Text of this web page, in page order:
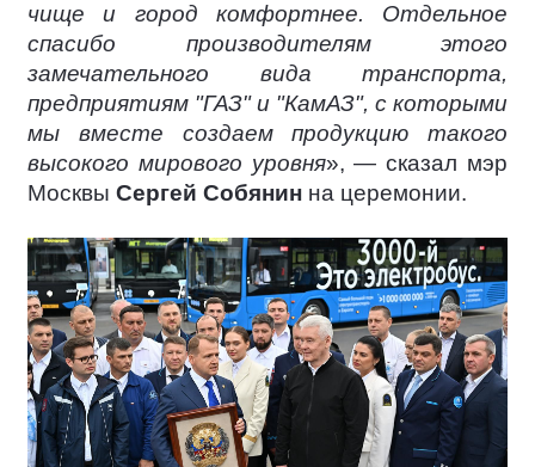
чище и город комфортнее. Отдельное
спасибо производителям этого
замечательного вида транспорта,
предприятиям "ГАЗ" и "КамАЗ", с которыми
мы вместе создаем продукцию такого
высокого мирового уровня», — сказал мэр
Москвы Сергей Собянин на церемонии.